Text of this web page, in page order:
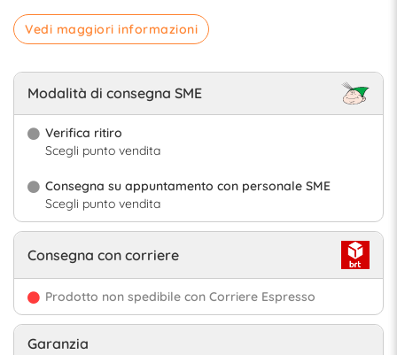
Vedi maggiori informazioni
Modalità di consegna SME
Verifica ritiro
Scegli punto vendita
Consegna su appuntamento con personale SME
Scegli punto vendita
Consegna con corriere
Prodotto non spedibile con Corriere Espresso
Garanzia